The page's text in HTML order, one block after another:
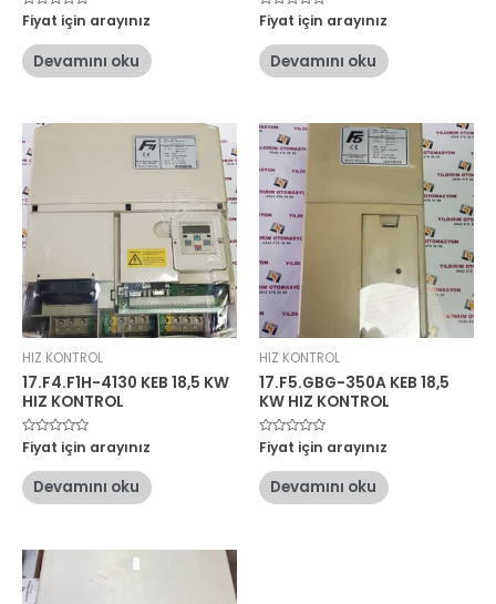
5
üzerinden
oy
aldı
Fiyat için arayınız
Devamını oku
5
üzerinden
oy
aldı
Fiyat için arayınız
Devamını oku
HIZ KONTROL
17.F4.F1H-4130 KEB 18,5 KW
HIZ KONTROL
5
üzerinden
oy
aldı
Fiyat için arayınız
Devamını oku
HIZ KONTROL
17.F5.GBG-350A KEB 18,5
KW HIZ KONTROL
5
üzerinden
oy
aldı
Fiyat için arayınız
Devamını oku